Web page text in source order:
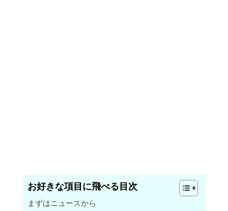
お好きな項目に飛べる目次
まずはニュースから